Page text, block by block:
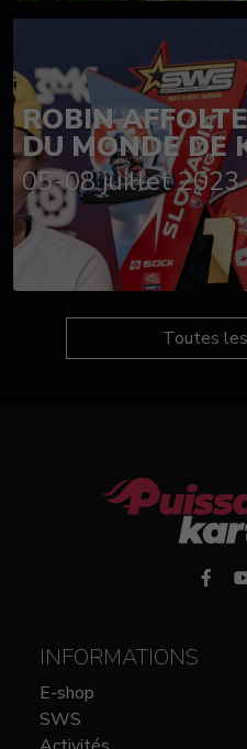
ROBIN
DU MONDE DE
05-08 juillet 2023
Toutes
INFORMATIONS
E-shop
SWS